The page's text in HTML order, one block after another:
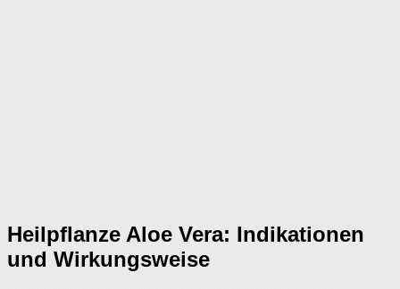
Heilpflanze Aloe Vera: Indikationen
und Wirkungsweise